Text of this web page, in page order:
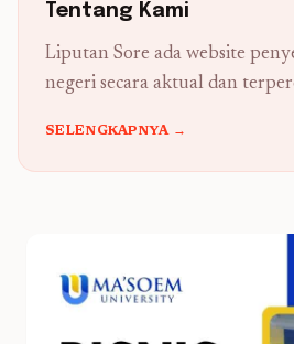
Tentang Kami
Liputan Sore ada website
negeri secara aktual dan
SELENGKAPNYA →